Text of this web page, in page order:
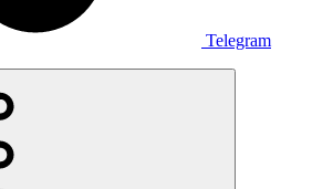
Telegram